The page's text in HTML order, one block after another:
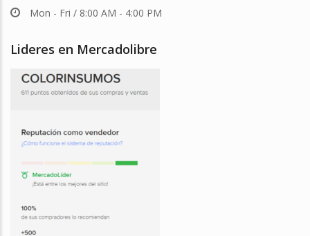
Mon - Fri / 8:00 AM - 4:00 PM
Lideres en Mercadolibre